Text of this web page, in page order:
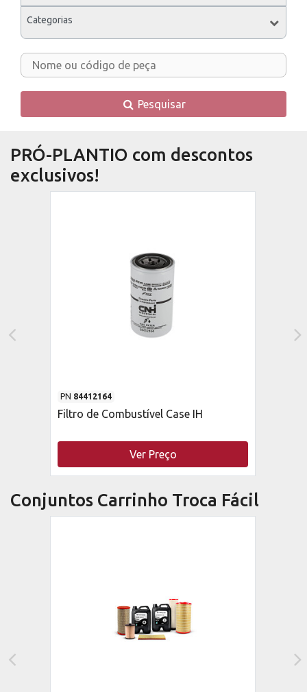
Categorias
Pesquisar
PRÓ-PLANTIO com descontos
exclusivos!
PN 84412164
Filtro de Combustível Case IH
Ver Preço
Conjuntos Carrinho Troca Fácil